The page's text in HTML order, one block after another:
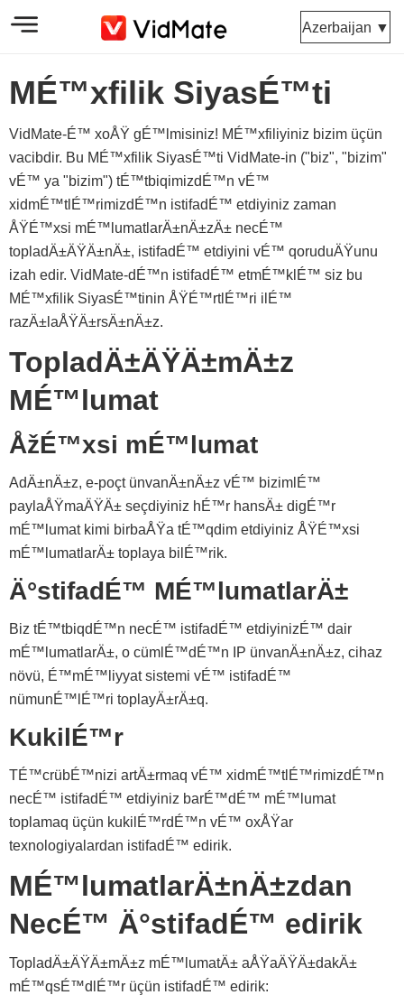
Azerbaijan ▼
MÉ™xfilik SiyasÉ™ti
VidMate-É™ xoÅŸ gÉ™lmisiniz! MÉ™xfiliyiniz bizim üçün
vacibdir. Bu MÉ™xfilik SiyasÉ™ti VidMate-in ("biz", "bizim"
vÉ™ ya "bizim") tÉ™tbiqimizdÉ™n vÉ™
xidmÉ™tlÉ™rimizdÉ™n istifadÉ™ etdiyiniz zaman
ÅŸÉ™xsi mÉ™lumatlarÄ±nÄ±zÄ± necÉ™
topladÄ±ÄŸÄ±nÄ±, istifadÉ™ etdiyini vÉ™ qoruduÄŸunu
izah edir. VidMate-dÉ™n istifadÉ™ etmÉ™klÉ™ siz bu
MÉ™xfilik SiyasÉ™tinin ÅŸÉ™rtlÉ™ri ilÉ™
razÄ±laÅŸÄ±rsÄ±nÄ±z.
TopladÄ±ÄŸÄ±mÄ±z
MÉ™lumat
ÅžÉ™xsi mÉ™lumat
AdÄ±nÄ±z, e-poçt ünvanÄ±nÄ±z vÉ™ bizimlÉ™
paylaÅŸmaÄŸÄ± seçdiyiniz hÉ™r hansÄ± digÉ™r
mÉ™lumat kimi birbaÅŸa tÉ™qdim etdiyiniz ÅŸÉ™xsi
mÉ™lumatlarÄ± toplaya bilÉ™rik.
Ä°stifadÉ™ MÉ™lumatlarÄ±
Biz tÉ™tbiqdÉ™n necÉ™ istifadÉ™ etdiyinizÉ™ dair
mÉ™lumatlarÄ±, o cümlÉ™dÉ™n IP ünvanÄ±nÄ±z, cihaz
növü, É™mÉ™liyyat sistemi vÉ™ istifadÉ™
nümunÉ™lÉ™ri toplayÄ±rÄ±q.
KukilÉ™r
TÉ™crübÉ™nizi artÄ±rmaq vÉ™ xidmÉ™tlÉ™rimizdÉ™n
necÉ™ istifadÉ™ etdiyiniz barÉ™dÉ™ mÉ™lumat
toplamaq üçün kukilÉ™rdÉ™n vÉ™ oxÅŸar
texnologiyalardan istifadÉ™ edirik.
MÉ™lumatlarÄ±nÄ±zdan
NecÉ™ Ä°stifadÉ™ edirik
TopladÄ±ÄŸÄ±mÄ±z mÉ™lumatÄ± aÅŸaÄŸÄ±dakÄ±
mÉ™qsÉ™dlÉ™r üçün istifadÉ™ edirik: